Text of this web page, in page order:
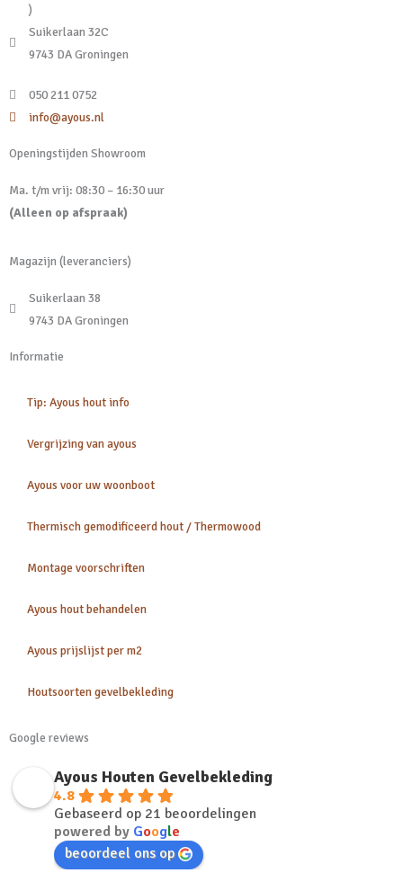
)
Suikerlaan 32C
9743 DA Groningen
050 211 0752
info@ayous.nl
Openingstijden Showroom
Ma. t/m vrij: 08:30 – 16:30 uur
(Alleen op afspraak)
Magazijn (leveranciers)
Suikerlaan 38
9743 DA Groningen
Informatie
Tip: Ayous hout info
Vergrijzing van ayous
Ayous voor uw woonboot
Thermisch gemodificeerd hout / Thermowood
Montage voorschriften
Ayous hout behandelen
Ayous prijslijst per m2
Houtsoorten gevelbekleding
Google reviews
Ayous Houten Gevelbekleding
4.8
Gebaseerd op 21 beoordelingen
powered by Google
beoordeel ons op